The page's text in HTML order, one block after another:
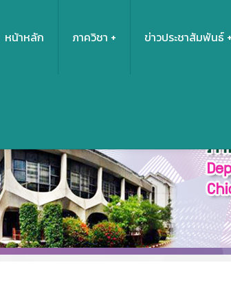
หน้าหลัก ภาควิชา ข่าวประชาสัมพันธ์